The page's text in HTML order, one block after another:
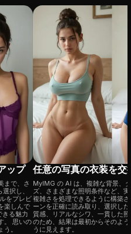
ップ
まで、さ
択し、
をプレビ
楽しんで
きる魅力
。 思いの
。
任意の写真の衣装を交
MyIMG の AI は、複雑な背景、
ズ、さまざまな照明条件など、
複雑さを処理できるように構築
ーンを正確に読み取り、選択し
質感、リアルなシワ、一貫した
のため、結果は最初からそのよ
うに見えます。